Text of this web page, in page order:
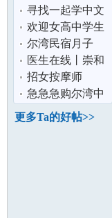
DIY最适合
ARCADIA 亚凯
迪亚
寻找一起学中文
的小伙伴
欢迎女高中学生
寄宿 美国尔湾顶
级学区全职
尔湾民宿月子
949-212-3705 免
费专车接送 看
医生在线丨崇和
平医生这个华裔
医生值得你考
招女按摩师
急急急购尔湾中
餐馆
更多Ta的好帖>>